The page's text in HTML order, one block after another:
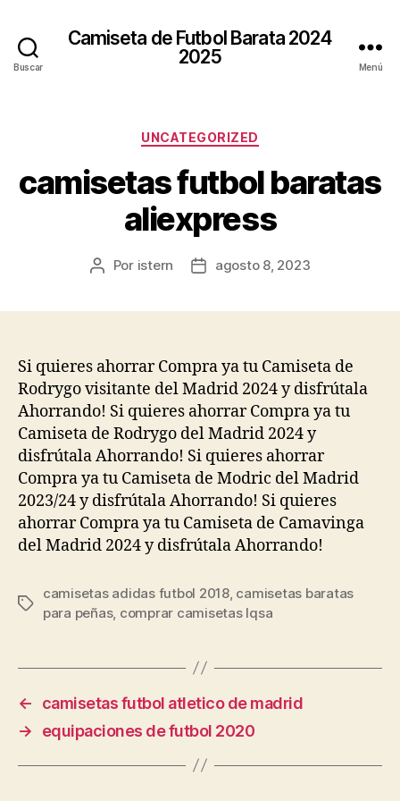
Buscar
Camiseta de Futbol Barata 2024
2025
Menú
Categorías
UNCATEGORIZED
camisetas futbol baratas
aliexpress
Autor
Por istern
Fechaagosto 8, 2023
Si quieres ahorrar Compra ya tu Camiseta de
Rodrygo visitante del Madrid 2024 y disfrútala
Ahorrando! Si quieres ahorrar Compra ya tu
Camiseta de Rodrygo del Madrid 2024 y
disfrútala Ahorrando! Si quieres ahorrar
Compra ya tu Camiseta de Modric del Madrid
2023/24 y disfrútala Ahorrando! Si quieres
ahorrar Compra ya tu Camiseta de Camavinga
del Madrid 2024 y disfrútala Ahorrando!
Etiquetas
camisetas adidas futbol 2018, camisetas baratas
para peñas, comprar camisetas lqsa
←
camisetas futbol atletico de madrid
→
equipaciones de futbol 2020